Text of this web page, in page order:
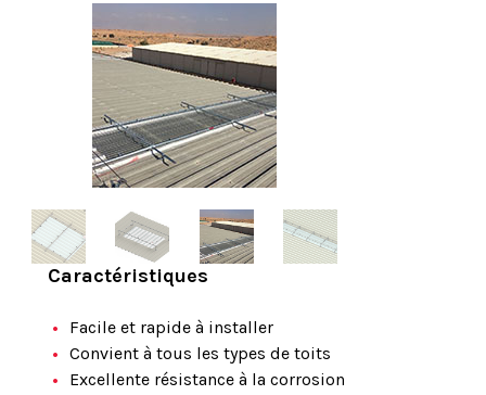
Caractéristiques
Facile et rapide à installer
Convient à tous les types de toits
Excellente résistance à la corrosion